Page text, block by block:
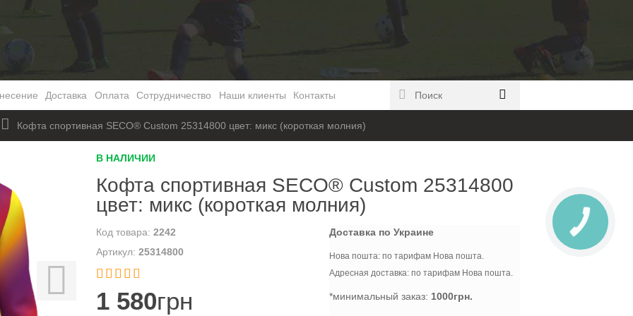
Доставка Оплата Сотрудничество Наши клиенты Контакты
Кофта спортивная SECO® Custom 25314800 цвет: микс (короткая молния)
В НАЛИЧИИ
Кофта спортивная SECO® Custom 25314800
цвет: микс (короткая молния)
2242
25314800


1 580грн
Доставка по Украине
Нова пошта: по тарифам Нова пошта.
Адресная доставка: по тарифам Нова пошта.
*минимальный заказ: 1000грн.